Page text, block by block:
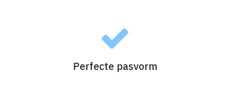
Perfecte pasvorm